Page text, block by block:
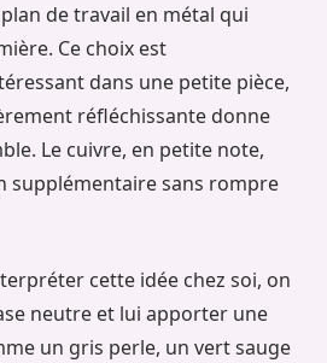
de travail en métal qui
Ce choix est
dans une petite pièce,
réfléchissante donne
Le cuivre, en petite note,
supplémentaire sans rompre
cette idée chez soi, on
neutre et lui apporter une
un gris perle, un vert sauge